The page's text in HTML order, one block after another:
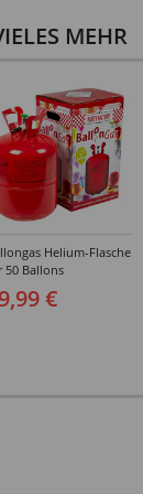
MEHR
Helium-Flasche
50 Ballons
€